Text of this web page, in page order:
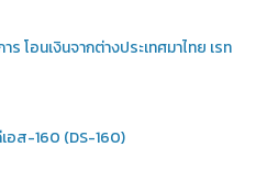
โอนเงินจากต่างประเทศมาไทย เรท
อส-160 (DS-160)